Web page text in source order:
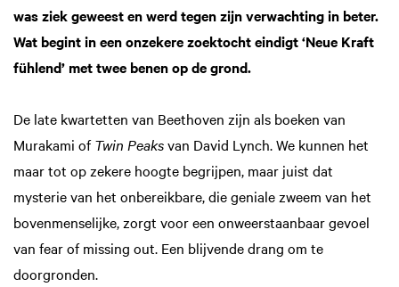
was ziek geweest en werd tegen zijn verwachting in beter.
Wat begint in een onzekere zoektocht eindigt ‘Neue Kraft
fühlend’ met twee benen op de grond.
De late kwartetten van Beethoven zijn als boeken van
Murakami ofTwin Peaksvan David Lynch. We kunnen het
maar tot op zekere hoogte begrijpen, maar juist dat
mysterie van het onbereikbare, die geniale zweem van het
bovenmenselijke, zorgt voor een onweerstaanbaar gevoel
van fear of missing out. Een blijvende drang om te
doorgronden.